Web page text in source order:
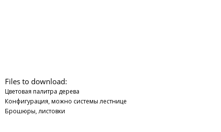
Files to download:
Цветовая палитра дерева
Конфигурация, можно системы лестнице
Брошюры, листовки